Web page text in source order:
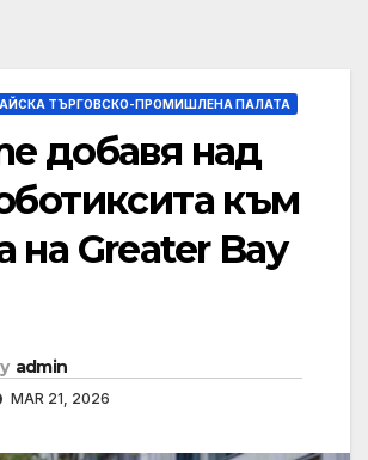
ТЪРГОВСКО-ПРОМИШЛЕНА ПАЛАТА
добавя над
към
на Greater Bay
admin
MAR 21, 2026